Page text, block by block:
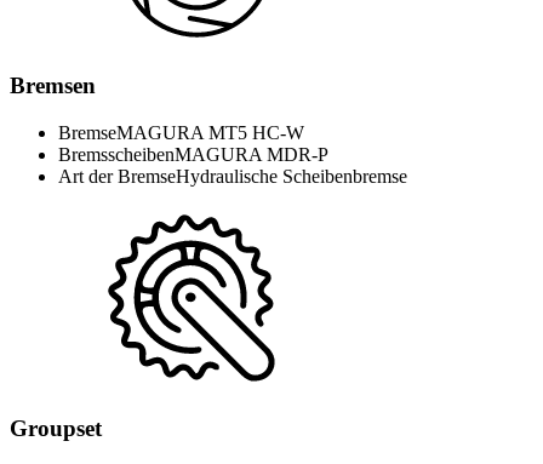
Bremsen
BremseMAGURA MT5 HC-W
BremsscheibenMAGURA MDR-P
Art der BremseHydraulische Scheibenbremse
Groupset